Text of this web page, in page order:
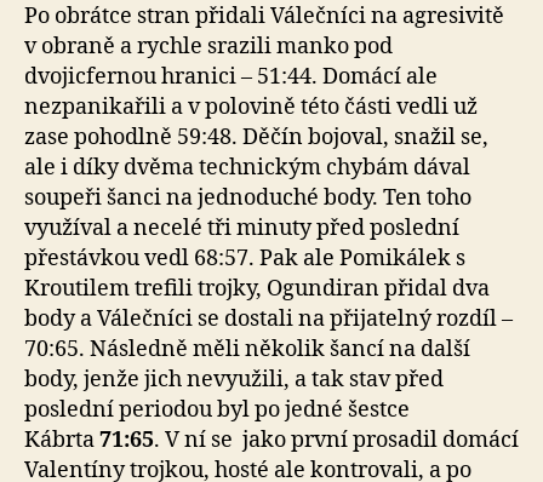
Po obrátce stran přidali Válečníci na agresivitě
v obraně a rychle srazili manko pod
dvojicfernou hranici – 51:44. Domácí ale
nezpanikařili a v polovině této části vedli už
zase pohodlně 59:48. Děčín bojoval, snažil se,
ale i díky dvěma technickým chybám dával
soupeři šanci na jednoduché body. Ten toho
využíval a necelé tři minuty před poslední
přestávkou vedl 68:57. Pak ale Pomikálek s
Kroutilem trefili trojky, Ogundiran přidal dva
body a Válečníci se dostali na přijatelný rozdíl –
70:65. Následně měli několik šancí na další
body, jenže jich nevyužili, a tak stav před
poslední periodou byl po jedné šestce
Kábrta71:65. V ní se jako první prosadil domácí
Valentíny trojkou, hosté ale kontrovali, a po